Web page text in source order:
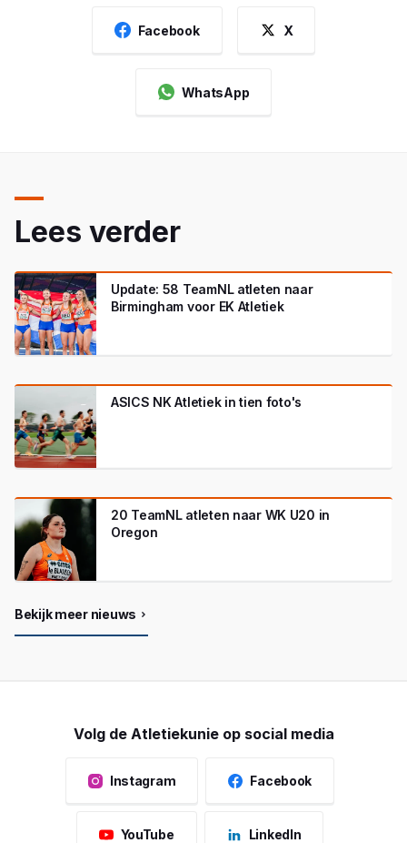
Facebook X
WhatsApp
Lees verder
Update: 58 TeamNL atleten naar
Birmingham voor EK Atletiek
ASICS NK Atletiek in tien foto's
20 TeamNL atleten naar WK U20 in
Oregon
Bekijk meer nieuws
Volg de Atletiekunie op social media
Instagram Facebook
YouTube LinkedIn